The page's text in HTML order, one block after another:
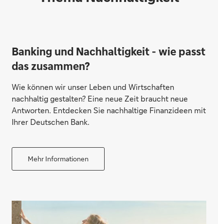
Banking und Nachhaltigkeit - wie passt
das zusammen?
Wie können wir unser Leben und Wirtschaften
nachhaltig gestalten? Eine neue Zeit braucht neue
Antworten. Entdecken Sie nachhaltige Finanzideen mit
Ihrer Deutschen Bank.
Mehr Informationen